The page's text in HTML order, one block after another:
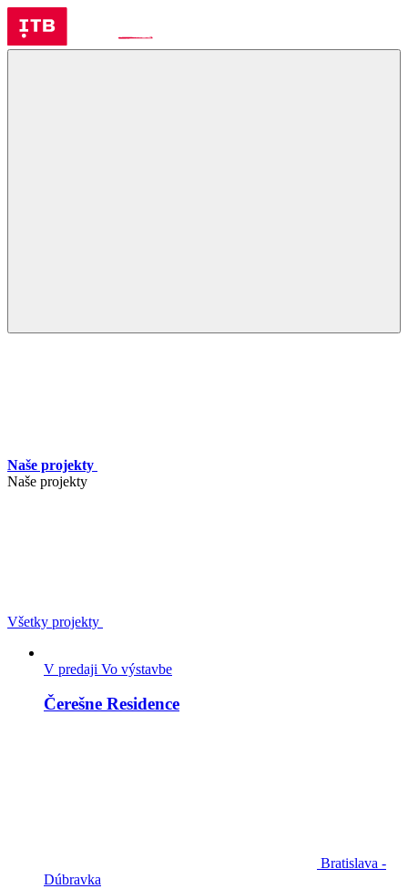
Naše projekty
Naše projekty
Všetky projekty
V predaji Vo výstavbe
Čerešne Residence
Bratislava -
Dúbravka